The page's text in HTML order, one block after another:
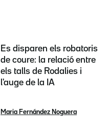
Es disparen els robatoris
de coure: la relació entre
els talls de Rodalies i
l'auge de la IA
Maria Fernández Noguera